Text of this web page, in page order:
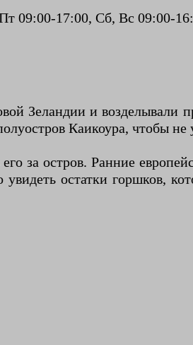
09:00-17:00, Сб, Вс 09:00-
Зеландии и возделывали
Каикоура, чтобы
за остров. Ранние
остатки горшков,